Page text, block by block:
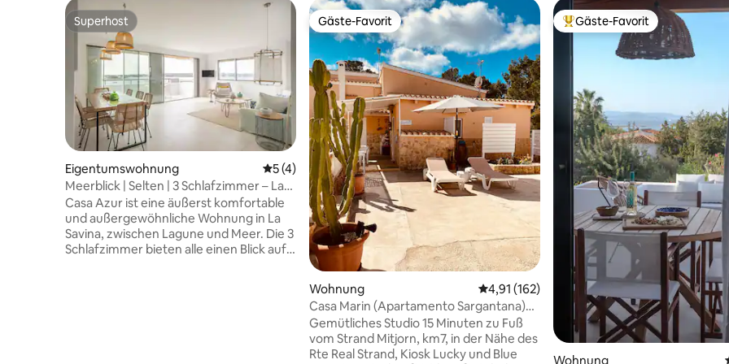
Superhost
Superhost
Eigentumswohnung Durchschnittliche Bewertung: 5 von 5, 4 Bewertungen
5 (4)
Meerblick | Selten | 3 Schlafzimmer – La
Savina
Casa Azur ist eine äußerst komfortable
und außergewöhnliche Wohnung in La
Savina, zwischen Lagune und Meer. Die 3
Schlafzimmer bieten alle einen Blick auf
Gäste-Favorit
Gäste-Favorit
Wohnung Durchschnittliche Bewertung: 4,91 von 5,
4,91 (162)
Casa Marin (Apartamento Sargantana)
ET/7669
Gemütliches Studio 15 Minuten zu Fuß
vom Strand Mitjorn, km7, in der Nähe des
Rte Real Strand, Kiosk Lucky und Blue
Beliebter Gäste-Favorit.
Gäste-Favorit
Wohnung